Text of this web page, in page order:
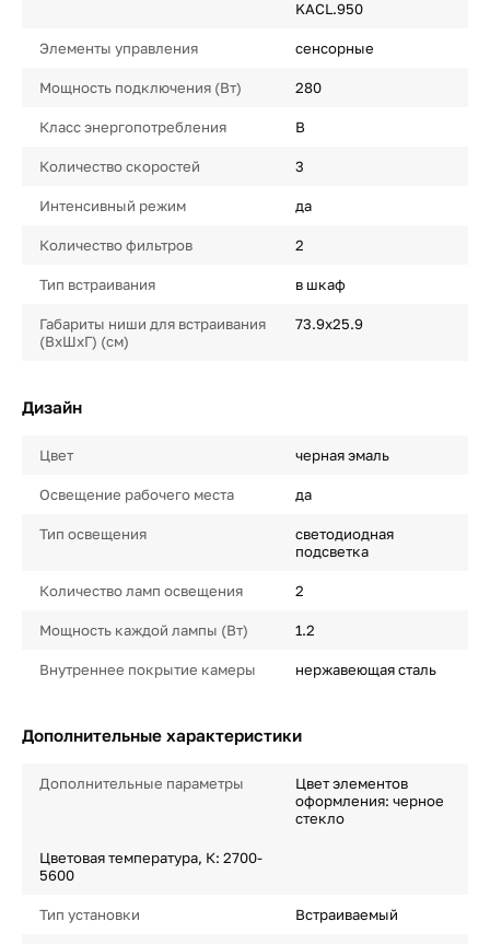
KACL.950
Элементы управления сенсорные
Мощность подключения (Вт) 280
Класс энергопотребления B
Количество скоростей 3
Интенсивный режим да
Количество фильтров 2
Тип встраивания в шкаф
Габариты ниши для встраивания
(ВхШхГ) (см)
73.9х25.9
Дизайн
Цвет черная эмаль
Освещение рабочего места да
Тип освещения
светодиодная
подсветка
Количество ламп освещения 2
Мощность каждой лампы (Вт) 1.2
Внутреннее покрытие камеры нержавеющая сталь
Дополнительные характеристики
Дополнительные параметры
Цвет элементов
оформления: черное
стекло
Цветовая температура, К: 2700-
5600
Тип установки Встраиваемый